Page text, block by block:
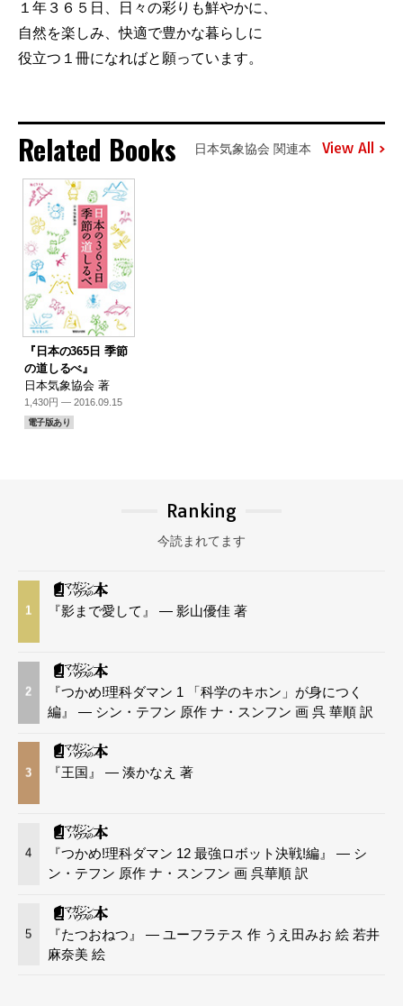
１年３６５日、日々の彩りも鮮やかに、
自然を楽しみ、快適で豊かな暮らしに
役立つ１冊になればと願っています。
Related Books 日本気象協会 関連本 View All
『日本の365日 季節
の道しるべ』
日本気象協会 著
1,430円 — 2016.09.15
電子版あり
Ranking
今読まれてます
1 『影まで愛して』 — 影山優佳 著
2
『つかめ!理科ダマン 1 「科学のキホン」が身につく
編』 — シン・テフン 原作 ナ・スンフン 画 呉 華順 訳
3 『王国』 — 湊かなえ 著
4
『つかめ!理科ダマン 12 最強ロボット決戦!編』 — シ
ン・テフン 原作 ナ・スンフン 画 呉華順 訳
5
『たつおねつ』 — ユーフラテス 作 うえ田みお 絵 若井
麻奈美 絵